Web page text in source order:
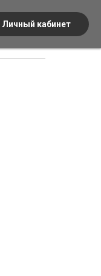
Личный кабинет